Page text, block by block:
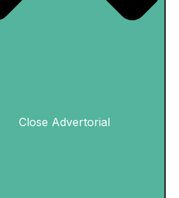
Close Advertorial